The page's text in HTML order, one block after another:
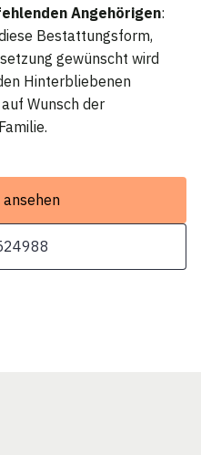
Angehörigen:
Bestattungsform,
gewünscht wird
Hinterbliebenen
Wunsch der